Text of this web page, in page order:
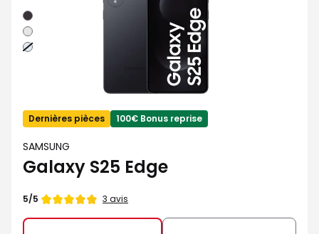
Noir
Argent
Bleu
clair
Dernières pièces 100€ Bonus reprise
SAMSUNG
Galaxy S25 Edge
Note
5/5 3 avis